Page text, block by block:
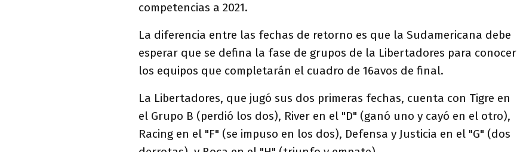
competencias a 2021.
La diferencia entre las fechas de retorno es que la Sudamericana debe
esperar que se defina la fase de grupos de la Libertadores para conocer
los equipos que completarán el cuadro de 16avos de final.
La Libertadores, que jugó sus dos primeras fechas, cuenta con Tigre en
el Grupo B (perdió los dos), River en el "D" (ganó uno y cayó en el otro),
Racing en el "F" (se impuso en los dos), Defensa y Justicia en el "G" (dos